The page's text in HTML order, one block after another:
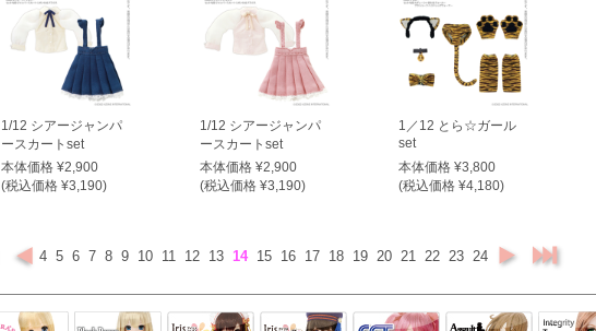
1/12 シアージャンパ
ースカートset
本体価格 ¥2,900
(税込価格 ¥3,190)
1/12 シアージャンパ
ースカートset
本体価格 ¥2,900
(税込価格 ¥3,190)
1／12 とら☆ガール
set
本体価格 ¥3,800
(税込価格 ¥4,180)
4 5 6 7 8 9 10 11 12 13 14 15 16 17 18 19 20 21 22 23 24